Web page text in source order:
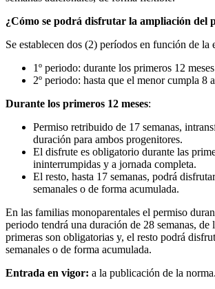
¿Cómo se podrá disfrutar la ampliación del
Se establecen dos (2) períodos en función de la
1º periodo: durante los primeros 12 meses
2º periodo: hasta que el menor cumpla 8
Durante los primeros 12 meses:
Permiso retribuido de 17 semanas,
duración para ambos progenitores.
El disfrute es obligatorio durante las
ininterrumpidas y a jornada completa.
El resto, hasta 17 semanas, podrá
semanales o de forma acumulada.
En las familias monoparentales el permiso
periodo tendrá una duración de 28 semanas, de
primeras son obligatorias y, el resto podrá
semanales o de forma acumulada.
Entrada en vigor: a la publicación de la norma.